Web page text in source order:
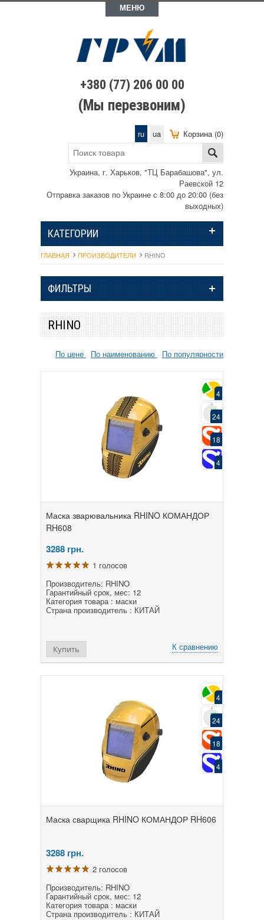
МЕНЮ
+380 (77) 206 00 00
(Мы перезвоним)
Корзина (0)
ru ua
Украина, г. Харьков, "ТЦ Барабашова", ул.
Раевской 12
Отправка заказов по Украине с 8:00 до 20:00 (без
выходных)
КАТЕГОРИИ
ГЛАВНАЯ ПРОИЗВОДИТЕЛИ RHINO
ФИЛЬТРЫ
RHINO
По цене По наименованию По популярности
4
24
18
4
Маска зварювальника RHINO КОМАНДОР
RH608
3288 грн.
1 голосов
Производитель: RHINO
Гарантийный срок, мес: 12
Категория товара : маски
Страна производитель : КИТАЙ
К сравнению
Купить
4
24
18
4
Маска сварщика RHINO КОМАНДОР RH606
3288 грн.
2 голосов
Производитель: RHINO
Гарантийный срок, мес: 12
Категория товара : маски
Страна производитель : КИТАЙ